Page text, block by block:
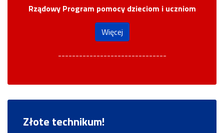
Rządowy Program pomocy dzieciom i uczniom
Więcej
-------------------------------
Złote technikum!